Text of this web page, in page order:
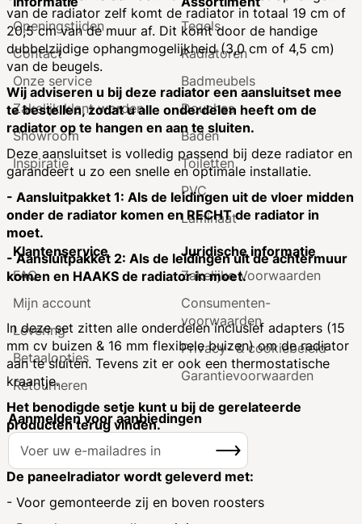
van de radiator zelf komt de radiator in totaal 19 cm of
20,5 cm van de muur af. Dit komt door de handige
dubbelzijdige ophangmogelijkheid (3,0 cm of 4,5 cm)
van de beugels.
Wij adviseren u bij deze radiator een aansluitset mee
te bestellen, zodat u alle onderdelen heeft om de
radiator op te hangen en aan te sluiten.
Deze aansluitset is volledig passend bij deze radiator en
garandeert u zo een snelle en optimale installatie.
- Aansluitpakket 1: Als de leidingen uit de vloer midden
onder de radiator komen en RECHT de radiator in
moet.
- Aansluitpakket 2: Als de leidingen uit de achtermuur
komen en HAAKS de radiator in moet.
In deze set zitten alle onderdelen inclusief adapters (15
mm cv buizen & 16 mm flexibele buizen) om de radiator
aan te sluiten. Tevens zit er ook een thermostatische
kraantje.
Het benodigde setje kunt u bij de gerelateerde
producten terug vinden.
De paneelradiator wordt geleverd met:
- Voor gemonteerde zij en boven roosters
Openingstijden
Contact
Onze service
Zakelijk klant worden
Showroom
Inspiratie
Tegels
Radiatoren
Badmeubels
Douches
Baden
Toiletten
PVC
Laminaat
Klantenservice
FAQ
Mijn account
Levering
Betaalopties
Retourneren
Juridische informatie
Zakelijke Voorwaarden
Consumenten­
voorwaarden
Privacy- & cookiebeleid
Garantie­voorwaarden
Aanmelden voor aanbiedingen
A
o
Inschrijven